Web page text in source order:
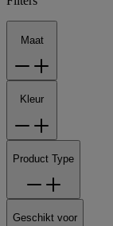
Maat
Kleur
Product Type
Geschikt voor